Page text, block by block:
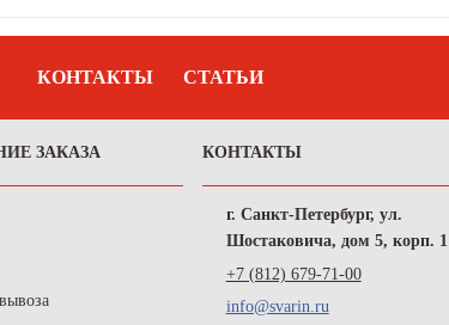
КОНТАКТЫ СТАТЬИ
ЗАКАЗА КОНТАКТЫ
г. Санкт-Петербург, ул.
Шостаковича, дом 5, корп. 1
+7 (812) 679-71-00
info@svarin.ru